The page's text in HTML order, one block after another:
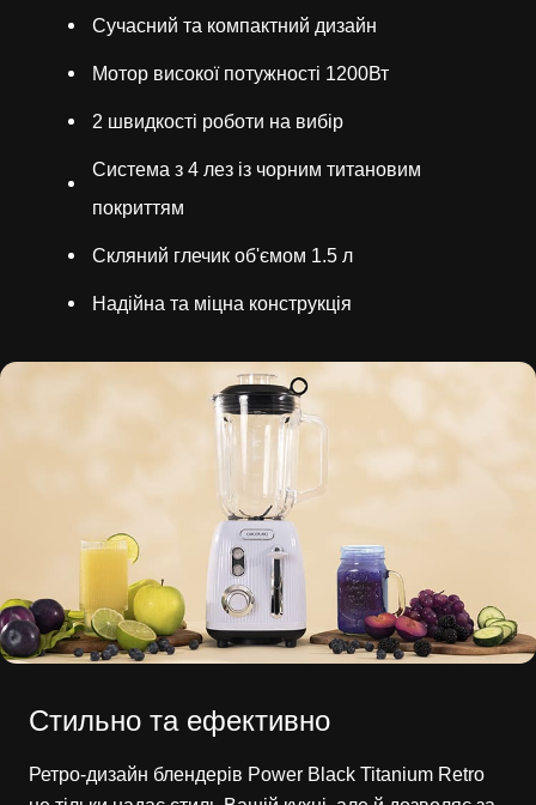
Сучасний та компактний дизайн
Мотор високої потужності 1200Вт
2 швидкості роботи на вибір
Система з 4 лез із чорним титановим
покриттям
Скляний глечик об'ємом 1.5 л
Надійна та міцна конструкція
Стильно та ефективно
Ретро-дизайн блендерів Power Black Titanium Retro